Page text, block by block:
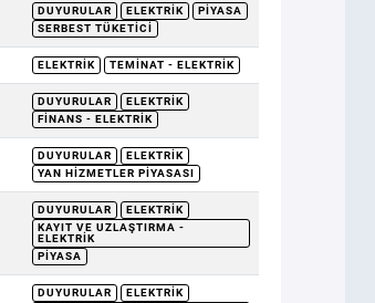
DUYURULAR ELEKTRIK
PIYASA
SERBEST TÜKETICI
ELEKTRIK TEMINAT - ELEKTRIK
DUYURULAR
ELEKTRIK
FINANS - ELEKTRIK
DUYURULAR
ELEKTRIK
YAN HIZMETLER PIYASASI
DUYURULAR
ELEKTRIK
KAYIT VE UZLAŞTIRMA -
ELEKTRIK
PIYASA
DUYURULAR
ELEKTRIK